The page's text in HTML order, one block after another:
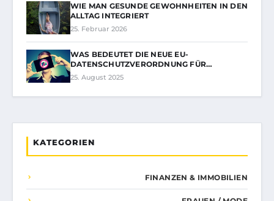
WIE MAN GESUNDE GEWOHNHEITEN IN DEN
ALLTAG INTEGRIERT
25. Februar 2026
WAS BEDEUTET DIE NEUE EU-
DATENSCHUTZVERORDNUNG FÜR…
25. August 2025
KATEGORIEN
FINANZEN & IMMOBILIEN